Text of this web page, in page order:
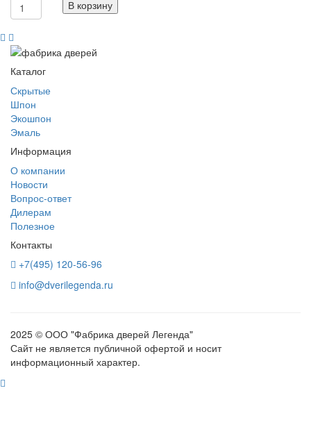
В корзину
Каталог
Скрытые
Шпон
Экошпон
Эмаль
Информация
О компании
Новости
Вопрос-ответ
Дилерам
Полезное
Контакты
+7(495) 120-56-96
info@dverilegenda.ru
2025 © ООО "Фабрика дверей Легенда"
Сайт не является публичной офертой и носит
информационный характер.